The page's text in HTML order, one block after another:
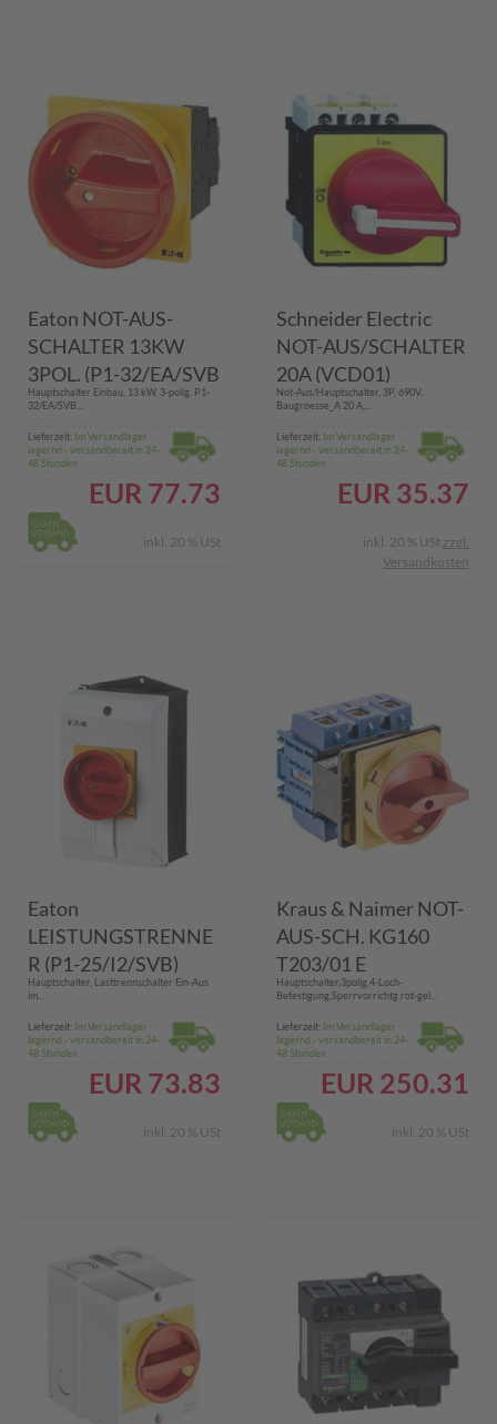
Eaton NOT-AUS-
SCHALTER 13KW
3POL. (P1-32/EA/SVB
081438)
Hauptschalter Einbau, 13 kW, 3-polig, P1-
32/EA/SVB...
Lieferzeit: Im Versandlager
lagernd - versandbereit in 24-
48 Stunden
EUR 77.73
inkl. 20 % USt
Schneider Electric
NOT-AUS/SCHALTER
20A (VCD01)
Not-Aus/Hauptschalter, 3P, 690V.
Baugroesse_A 20 A,...
Lieferzeit: Im Versandlager
lagernd - versandbereit in 24-
48 Stunden
EUR 35.37
inkl. 20 % USt zzgl.
Versandkosten
Eaton
LEISTUNGSTRENNE
R (P1-25/I2/SVB)
Hauptschalter, Lasttrennschalter Ein-Aus
im...
Lieferzeit: Im Versandlager
lagernd - versandbereit in 24-
48 Stunden
EUR 73.83
inkl. 20 % USt
Kraus & Naimer NOT-
AUS-SCH. KG160
T203/01 E
(KG160.T203/01.E)
Hauptschalter,3polig,4-Loch-
Befestigung,Sperrvorrichtg.rot-gel...
Lieferzeit: Im Versandlager
lagernd - versandbereit in 24-
48 Stunden
EUR 250.31
inkl. 20 % USt